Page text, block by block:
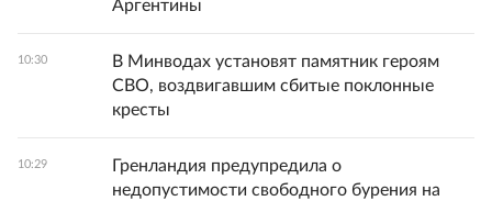
Аргентины
10:30
В Минводах установят памятник героям
СВО, воздвигавшим сбитые поклонные
кресты
10:29
Гренландия предупредила о
недопустимости свободного бурения на